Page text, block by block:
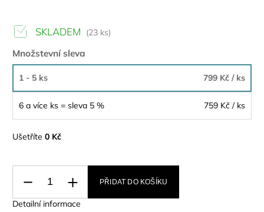
SKLADEM (23 ks)
Množstevní sleva
1 - 5 ks 799 Kč / ks
6 a více ks = sleva 5 % 759 Kč / ks
Ušetříte 0 Kč
PŘIDAT DO KOŠÍKU
Detailní informace